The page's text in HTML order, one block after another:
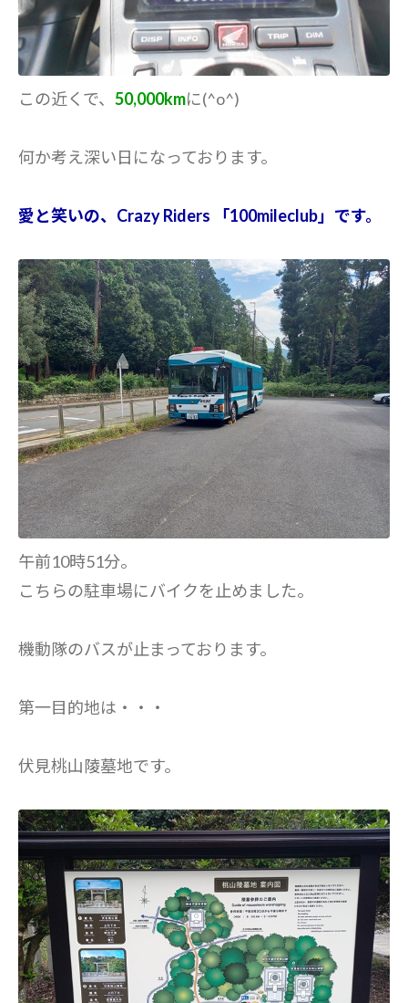
この近くで、 50,000kmに(^o^)
何か考え深い日になっております。
愛と笑いの、Crazy Riders 「100mileclub」です。
午前10時51分。
こちらの駐車場にバイクを止めました。
機動隊のバスが止まっております。
第一目的地は・・・
伏見桃山陵墓地です。